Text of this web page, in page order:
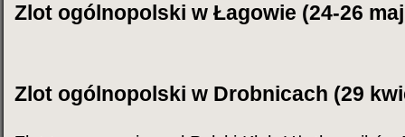
Zlot ogólnopolski w Łagowie (24-26
Zlot ogólnopolski w Drobnicach (29